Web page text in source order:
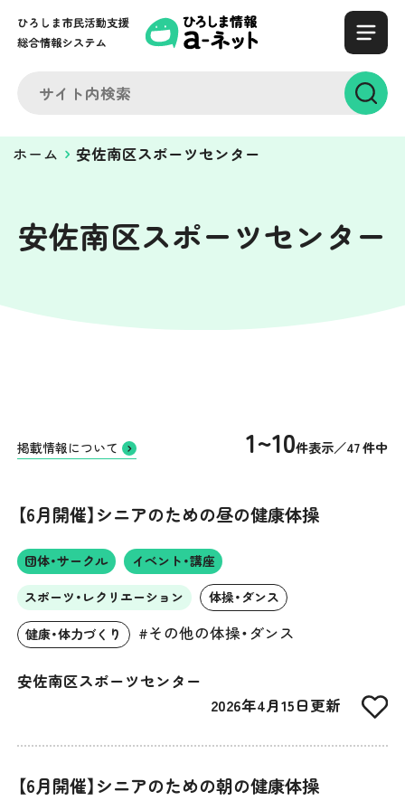
ホーム 安佐南区スポーツセンター
安佐南区スポーツセンター
掲載情報について 1~10件表示／47 件中
【6月開催】シニアのための昼の健康体操
団体・サークル イベント・講座
スポーツ・レクリエーション 体操・ダンス
健康・体力づくり #その他の体操・ダンス
安佐南区スポーツセンター
2026年4月15日更新
【6月開催】シニアのための朝の健康体操